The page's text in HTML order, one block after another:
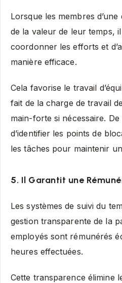
Lorsque les membres
de la valeur de leur temps,
coordonner les efforts et
manière efficace.
Cela favorise le travail
fait de la charge de travail
main-forte si nécessaire.
d’identifier les points de
les tâches pour maintenir
5. Il Garantit une
Les systèmes de suivi du
gestion transparente de la
employés sont rémunérés
heures effectuées.
Cette transparence élimine